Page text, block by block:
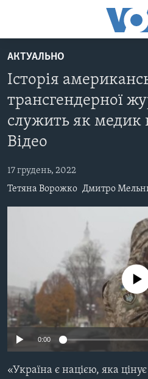
до
матеріалу
Перейти
меню
сторінки
до
Пошуку
АКТУАЛЬНО
США
ВІЙНА - ЦЕ ОСОБИСТЕ
УКРАЇНЦІ У СВІТІ
КУЛЬТУРА
СУСПІЛЬСТВО
ЕКОНОМІКА
ІСТОРІЇ УСПІХУ УКРАЇНЦІВ
АНАЛІТИКА
ПОЛІТИКА В США
АДМІНІСТРАЦІЯ
ДНІВ
УКРАЇНЦІ В АМЕРИЦІ
УКРАЇНА
БОРОТЬБА З
ТЕЛЕПРОГРАМИ
ЧАС-TIME
БРИФІНГ ГОЛОСУ АМЕРИКИ
ENGLISH
Learning English
АКТУАЛЬНО
Історія
трансгендерної
служить як медик
Відео
17 грудень, 2022
Тетяна Ворожко Дмитро
No media source
0:00
«Україна є нацією, яка